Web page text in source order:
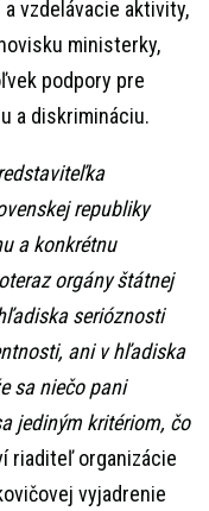
vzdelávacie aktivity,
ministerky,
podpory pre
a diskrimináciu.
republiky
a konkrétnu
orgány štátnej
serióznosti
ani v hľadiska
sa niečo pani
jediným kritériom, čo
riaditeľ organizácie
vyjadrenie